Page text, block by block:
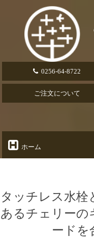
0256-64-8722
ご注文について
ホーム
タッチレス水栓
あるチェリーの
ード